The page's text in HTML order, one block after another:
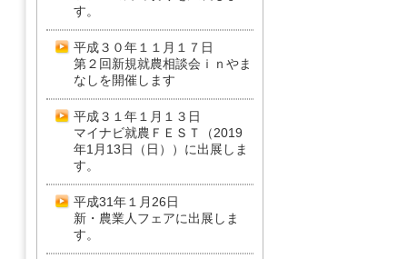
す。
平成３０年１１月１７日
第２回新規就農相談会ｉｎやま
なしを開催します
平成３１年１月１３日
マイナビ就農ＦＥＳＴ（2019
年1月13日（日））に出展しま
す。
平成31年１月26日
新・農業人フェアに出展しま
す。